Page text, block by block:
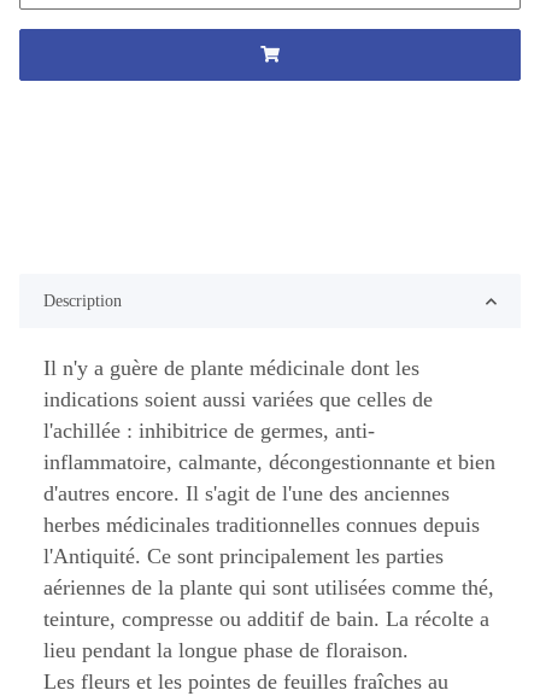
Description
Il n'y a guère de plante médicinale dont les
indications soient aussi variées que celles de
l'achillée : inhibitrice de germes, anti-
inflammatoire, calmante, décongestionnante et bien
d'autres encore. Il s'agit de l'une des anciennes
herbes médicinales traditionnelles connues depuis
l'Antiquité. Ce sont principalement les parties
aériennes de la plante qui sont utilisées comme thé,
teinture, compresse ou additif de bain. La récolte a
lieu pendant la longue phase de floraison.
Les fleurs et les pointes de feuilles fraîches au